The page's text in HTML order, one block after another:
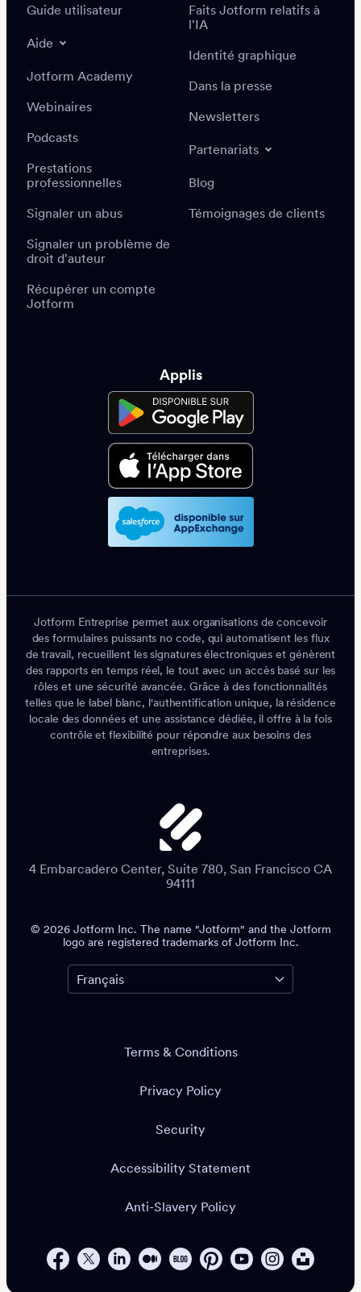
Guide utilisateur
Aide
Jotform Academy
Webinaires
Podcasts
Prestations
professionnelles
Signaler un abus
Signaler un problème de
droit d'auteur
Récupérer un compte
Jotform
Faits Jotform relatifs à
l'IA
Identité graphique
Dans la presse
Newsletters
Partenariats
Blog
Témoignages de clients
Applis
Jotform Entreprise permet aux organisations de concevoir
des formulaires puissants no code, qui automatisent les flux
de travail, recueillent les signatures électroniques et génèrent
des rapports en temps réel, le tout avec un accès basé sur les
rôles et une sécurité avancée. Grâce à des fonctionnalités
telles que le label blanc, l'authentification unique, la résidence
locale des données et une assistance dédiée, il offre à la fois
contrôle et flexibilité pour répondre aux besoins des
entreprises.
4 Embarcadero Center, Suite 780, San Francisco CA
94111
© 2026 Jotform Inc. The name "Jotform" and the Jotform
logo are registered trademarks of Jotform Inc.
Terms & Conditions
Privacy Policy
Security
Accessibility Statement
Anti-Slavery Policy